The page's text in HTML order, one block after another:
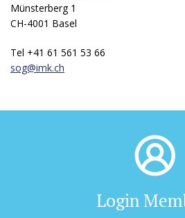
Münsterberg 1
CH-4001 Basel
Tel +41 61 561 53 66
sog@imk.ch
Login